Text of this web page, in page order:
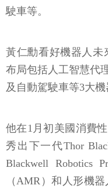
駛車等。
黃仁勳看好機器人未
布局包括人工智慧代
及自動駕駛車等3大機
他在1月初美國消費
秀出下一代Thor
Blackwell
（AMR）和人形機